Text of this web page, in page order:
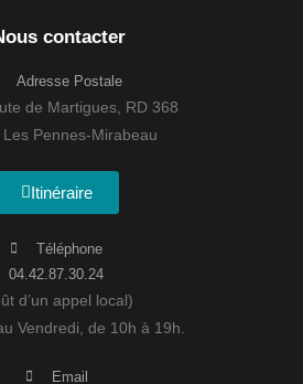
contacter
Adresse Postale
de Martigues, RD 368
Les Pennes-Mirabeau
Itinéraire
Téléphone
04.42.87.30.24
d’un appel local)
Vendredi, de 10h à 19h.
Email